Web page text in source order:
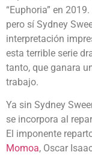
“Euphoria” en
pero sí Sydney
interpretación
esta terrible serie
tanto, que ganara
trabajo.
Ya sin Sydney
se incorpora al
El imponente
Momoa, Oscar